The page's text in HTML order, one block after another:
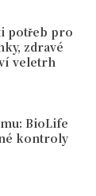
potřeb pro
zdravé
veletrh
BioLife
kontroly